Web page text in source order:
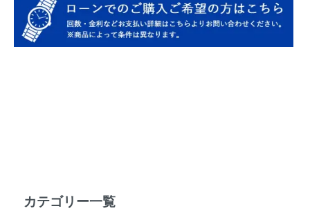
カテゴリー一覧